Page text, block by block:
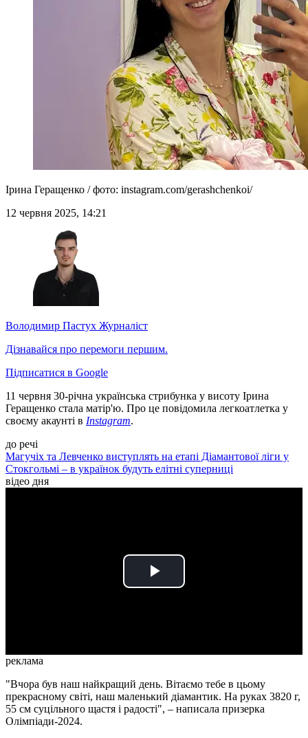
Ірина Геращенко / фото: instagram.com/gerashchenkoi/
12 червня 2025, 14:21
Володимир Пастух Журналіст
Дізнавайся про перемоги першим.
Підписатися в Google
11 червня 30-річна українська стрибунка у висоту Ірина
Геращенко стала матір'ю. Про це повідомила легкоатлетка у
своєму акаунті в Instagram.
до речі
Магучіх та Левченко виступлять на етапі Діамантової ліги у
Стокгольмі – в українок будуть елітні суперниці
відео дня
Play
реклама
"Вчора був наш найкращий день. Вітаємо тебе в цьому
прекрасному світі, наш маленький діамантик. На руках 3820 г,
55 см суцільного щастя і радості", – написала призерка
Олімпіади-2024.